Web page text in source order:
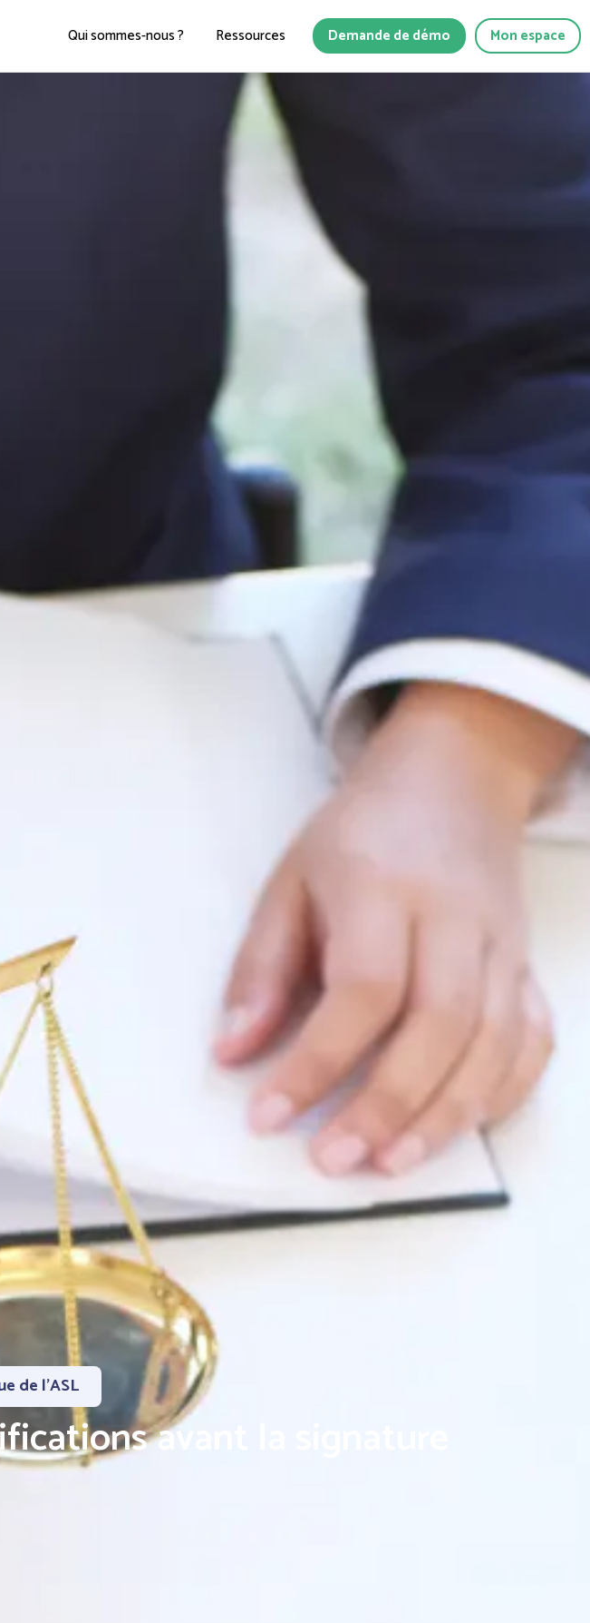
Qui sommes-nous ? Ressources Demande de démo Mon espace
de l'ASL
avant la signature